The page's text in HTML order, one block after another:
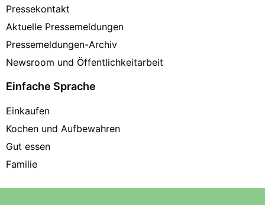
Pressekontakt
Aktuelle Pressemeldungen
Pressemeldungen-Archiv
Newsroom und Öffentlichkeitarbeit
Einfache Sprache
Einkaufen
Kochen und Aufbewahren
Gut essen
Familie